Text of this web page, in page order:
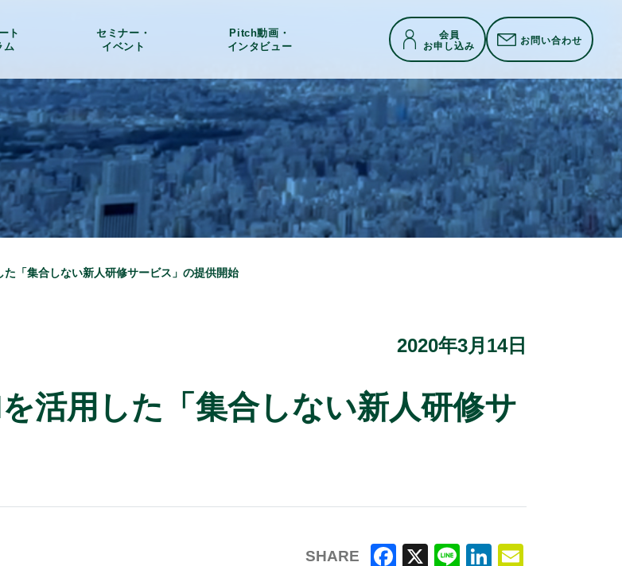
ト
ム
セミナー・
イベント
Pitch動画・
インタビュー
会員
お申し込み お問い合わせ
「集合しない新人研修サービス」の提供開始
2020年3月14日
活用した「集合しない新人研修サ
SHARE